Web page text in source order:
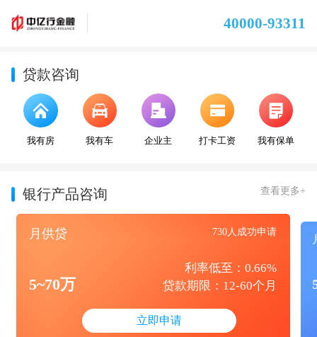
40000-93311
贷款咨询
我有房 我有车 企业主 打卡工资 我有保单
银行产品咨询 查看更多+
月供贷 730人成功申请
5~70万
利率低至：0.66%
贷款期限：12-60个月
立即申请